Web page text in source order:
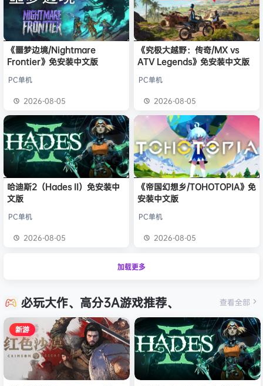
《噩梦边境/Nightmare
Frontier》免安装中文版
PC单机
2026-08-05
《究极大越野：传奇/MX vs
ATV Legends》免安装中文版
PC单机
2026-08-05
哈迪斯2（Hades II）免安装中
文版
PC单机
2026-08-05
《帝国幻想乡/TOHOTOPIA》免
安装中文版
PC单机
2026-08-05
加载更多
必玩大作、高分3A游戏推荐、 查看全部
新游